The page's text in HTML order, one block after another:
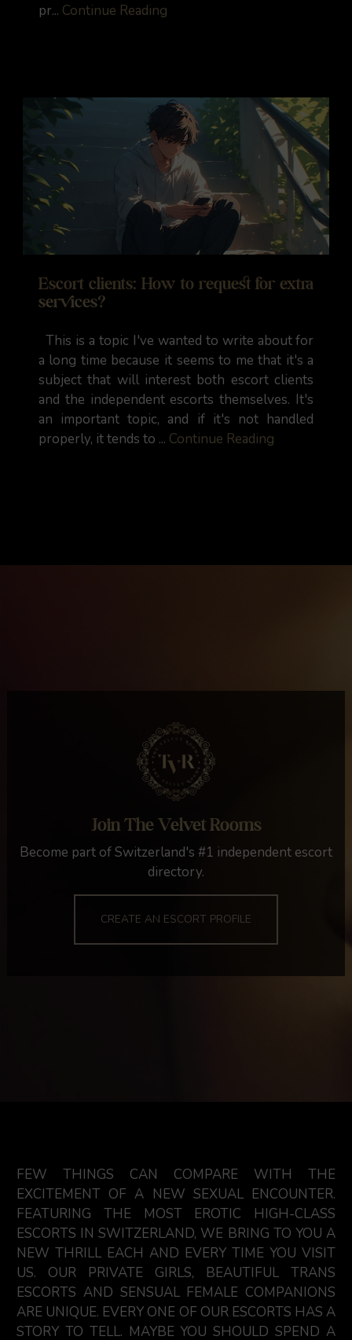
pr... Continue Reading
Escort clients: How to request for extra
services?
This is a topic I've wanted to write about for
a long time because it seems to me that it's a
subject that will interest both escort clients
and the independent escorts themselves. It's
an important topic, and if it's not handled
properly, it tends to ... Continue Reading
Join The Velvet Rooms
Become part of Switzerland's #1 independent escort
directory.
CREATE AN ESCORT PROFILE
FEW THINGS CAN COMPARE WITH THE
EXCITEMENT OF A NEW SEXUAL ENCOUNTER.
FEATURING THE MOST EROTIC HIGH-CLASS
ESCORTS IN SWITZERLAND, WE BRING TO YOU A
NEW THRILL EACH AND EVERY TIME YOU VISIT
US. OUR PRIVATE GIRLS, BEAUTIFUL TRANS
ESCORTS AND SENSUAL FEMALE COMPANIONS
ARE UNIQUE. EVERY ONE OF OUR ESCORTS HAS A
STORY TO TELL. MAYBE YOU SHOULD SPEND A